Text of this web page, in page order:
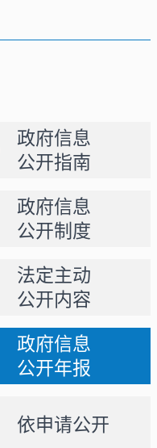
政府信息
公开指南
政府信息
公开制度
法定主动
公开内容
政府信息
公开年报
依申请公开